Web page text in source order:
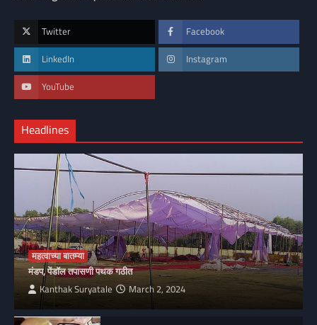
Twitter Facebook
LinkedIn Instagram
YouTube
Headlines
महत्वाच्या बातम्या
मंडप, पेंडॉल तपासणी पथक गठीत
Kanthak Suryatale March 2, 2024